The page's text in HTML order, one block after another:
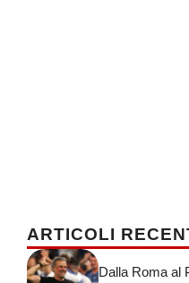
ARTICOLI
Dalla Roma al